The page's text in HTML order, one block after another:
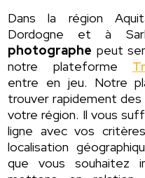
Dans la région
Dordogne et à
photographe peut
notre plateforme
entre en jeu. Notre
trouver rapidement des
votre région. Il vous
ligne avec vos
localisation
que vous souhaitez